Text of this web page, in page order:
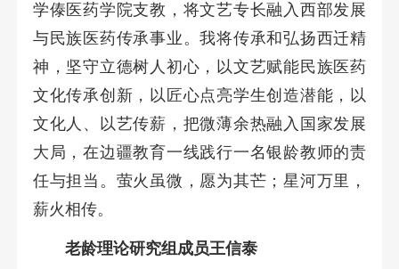
学傣医药学院支教，将文艺专长融入西部发展
与民族医药传承事业。我将传承和弘扬西迁精
神，坚守立德树人初心，以文艺赋能民族医药
文化传承创新，以匠心点亮学生创造潜能，以
文化人、以艺传薪，把微薄余热融入国家发展
大局，在边疆教育一线践行一名银龄教师的责
任与担当。萤火虽微，愿为其芒；星河万里，
薪火相传。
老龄理论研究组成员王信泰